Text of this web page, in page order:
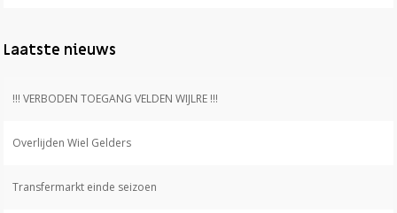
Laatste nieuws
!!! VERBODEN TOEGANG VELDEN WIJLRE !!!
Overlijden Wiel Gelders
Transfermarkt einde seizoen